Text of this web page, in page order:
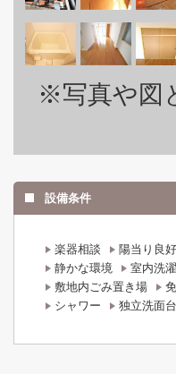
※写真や図
設備条件
楽器相談 陽当り良好
静かな環境
室内洗
敷地内ごみ置き場
シャワー
独立洗面台